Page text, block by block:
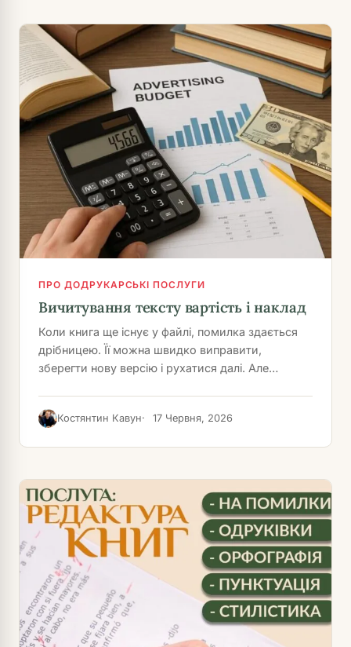
ПРО ДОДРУКАРСЬКІ ПОСЛУГИ
Вичитування тексту вартість і наклад
Коли книга ще існує у файлі, помилка здається
дрібницею. Її можна швидко виправити,
зберегти нову версію і рухатися далі. Але…
Костянтин Кавун 17 Червня, 2026